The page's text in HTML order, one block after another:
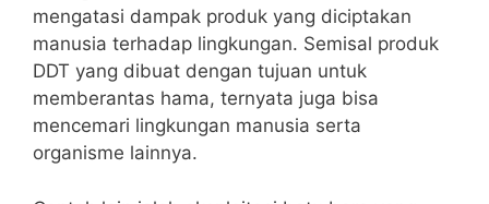
mengatasi dampak produk yang diciptakan
manusia terhadap lingkungan. Semisal produk
DDT yang dibuat dengan tujuan untuk
memberantas hama, ternyata juga bisa
mencemari lingkungan manusia serta
organisme lainnya.